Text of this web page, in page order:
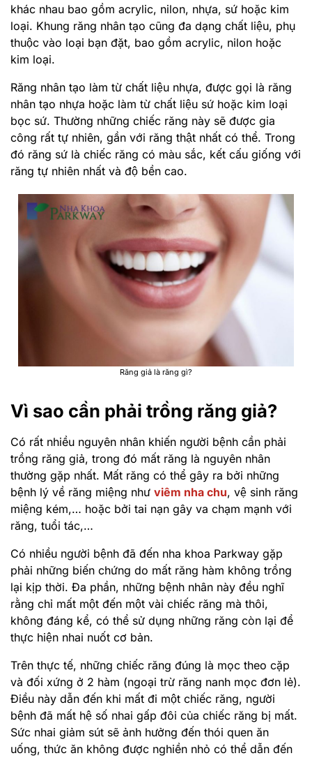
khác nhau bao gồm acrylic, nilon, nhựa, sứ hoặc kim
loại. Khung răng nhân tạo cũng đa dạng chất liệu, phụ
thuộc vào loại bạn đặt, bao gồm acrylic, nilon hoặc
kim loại.
Răng nhân tạo làm từ chất liệu nhựa, được gọi là răng
nhân tạo nhựa hoặc làm từ chất liệu sứ hoặc kim loại
bọc sứ. Thường những chiếc răng này sẽ được gia
công rất tự nhiên, gần với răng thật nhất có thể. Trong
đó răng sứ là chiếc răng có màu sắc, kết cấu giống với
răng tự nhiên nhất và độ bền cao.
Răng giả là răng gì?
Vì sao cần phải trồng răng giả?
Có rất nhiều nguyên nhân khiến người bệnh cần phải
trồng răng giả, trong đó mất răng là nguyên nhân
thường gặp nhất. Mất răng có thể gây ra bởi những
bệnh lý về răng miệng như viêm nha chu, vệ sinh răng
miệng kém,… hoặc bởi tai nạn gây va chạm mạnh với
răng, tuổi tác,…
Có nhiều người bệnh đã đến nha khoa Parkway gặp
phải những biến chứng do mất răng hàm không trồng
lại kịp thời. Đa phần, những bệnh nhân này đều nghĩ
rằng chỉ mất một đến một vài chiếc răng mà thôi,
không đáng kể, có thể sử dụng những răng còn lại để
thực hiện nhai nuốt cơ bản.
Trên thực tế, những chiếc răng đúng là mọc theo cặp
và đối xứng ở 2 hàm (ngoại trừ răng nanh mọc đơn lẻ).
Điều này dẫn đến khi mất đi một chiếc răng, người
bệnh đã mất hệ số nhai gấp đôi của chiếc răng bị mất.
Sức nhai giảm sút sẽ ảnh hưởng đến thói quen ăn
uống, thức ăn không được nghiền nhỏ có thể dẫn đến